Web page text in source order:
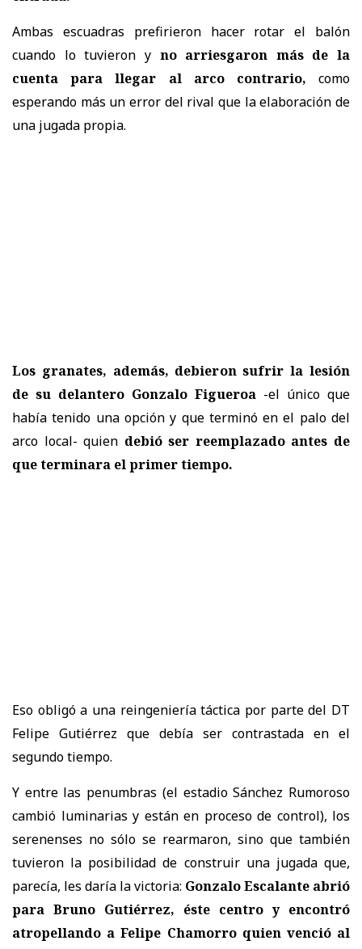
Ambas escuadras prefirieron hacer rotar el balón
cuando lo tuvieron y no arriesgaron más de la
cuenta para llegar al arco contrario, como
esperando más un error del rival que la elaboración de
una jugada propia.
Los granates, además, debieron sufrir la lesión
de su delantero Gonzalo Figueroa -el único que
había tenido una opción y que terminó en el palo del
arco local- quien debió ser reemplazado antes de
que terminara el primer tiempo.
Eso obligó a una reingeniería táctica por parte del DT
Felipe Gutiérrez que debía ser contrastada en el
segundo tiempo.
Y entre las penumbras (el estadio Sánchez Rumoroso
cambió luminarias y están en proceso de control), los
serenenses no sólo se rearmaron, sino que también
tuvieron la posibilidad de construir una jugada que,
parecía, les daría la victoria: Gonzalo Escalante abrió
para Bruno Gutiérrez, éste centro y encontró
atropellando a Felipe Chamorro quien venció al